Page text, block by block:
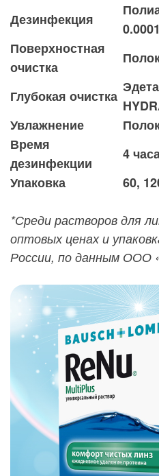
Дезинфекция
Поверхностная
очистка
Глубокая очистка
Увлажнение
Время
дезинфекции
4
Упаковка
60,
*Среди растворов для
оптовых ценах и
России, по данным ООО